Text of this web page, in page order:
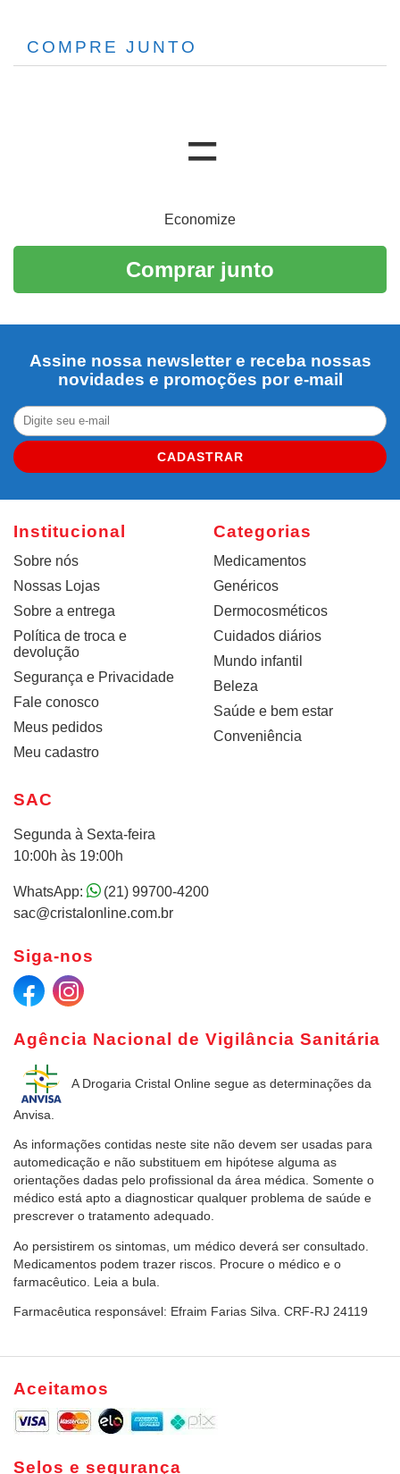
COMPRE JUNTO
Economize
Comprar junto
Assine nossa newsletter e receba nossas
novidades e promoções por e-mail
CADASTRAR
Institucional
Sobre nós
Nossas Lojas
Sobre a entrega
Política de troca e
devolução
Segurança e Privacidade
Fale conosco
Meus pedidos
Meu cadastro
Categorias
Medicamentos
Genéricos
Dermocosméticos
Cuidados diários
Mundo infantil
Beleza
Saúde e bem estar
Conveniência
Agência Nacional de Vigilância Sanitária
A Drogaria Cristal Online segue as determinações da
Anvisa.
As informações contidas neste site não devem ser usadas para
automedicação e não substituem em hipótese alguma as
orientações dadas pelo profissional da área médica. Somente o
médico está apto a diagnosticar qualquer problema de saúde e
prescrever o tratamento adequado.
Ao persistirem os sintomas, um médico deverá ser consultado.
Medicamentos podem trazer riscos. Procure o médico e o
farmacêutico. Leia a bula.
Farmacêutica responsável: Efraim Farias Silva. CRF-RJ 24119
SAC
Segunda à Sexta-feira
10:00h às 19:00h
WhatsApp:
(21) 99700-4200
sac@cristalonline.com.br
Siga-nos
Aceitamos
Selos e segurança